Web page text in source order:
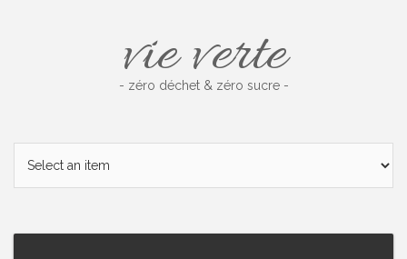
vie verte
- zéro déchet & zéro sucre -